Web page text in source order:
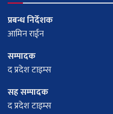
प्रबन्ध निर्देशक
आमिन राईन
सम्पादक
द प्रदेश टाइम्स
सह सम्पादक
द प्रदेश टाइम्स